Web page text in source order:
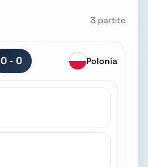
3 partite
0 - 0 Polonia